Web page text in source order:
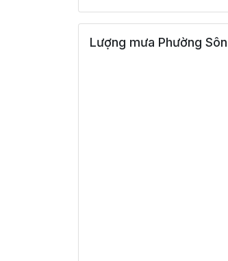
Lượng mưa Phường